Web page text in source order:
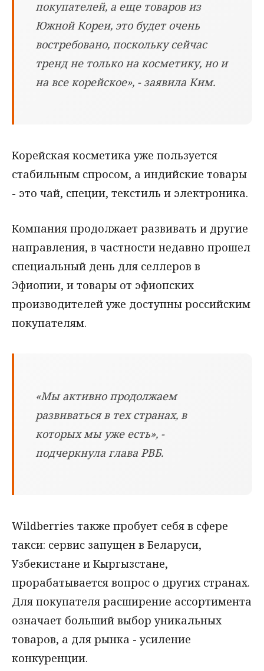
покупателей, а еще товаров из
Южной Кореи, это будет очень
востребовано, поскольку сейчас
тренд не только на косметику, но и
на все корейское», - заявила Ким.
Корейская косметика уже пользуется
стабильным спросом, а индийские товары
- это чай, специи, текстиль и электроника.
Компания продолжает развивать и другие
направления, в частности недавно прошел
специальный день для селлеров в
Эфиопии, и товары от эфиопских
производителей уже доступны российским
покупателям.
«Мы активно продолжаем
развиваться в тех странах, в
которых мы уже есть», -
подчеркнула глава РВБ.
Wildberries также пробует себя в сфере
такси: сервис запущен в Беларуси,
Узбекистане и Кыргызстане,
прорабатывается вопрос о других странах.
Для покупателя расширение ассортимента
означает больший выбор уникальных
товаров, а для рынка - усиление
конкуренции.